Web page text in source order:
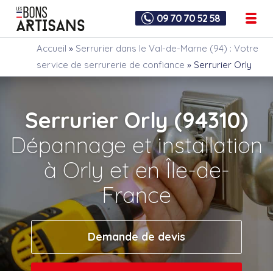
09 70 70 52 58
Accueil » Serrurier dans le Val-de-Marne (94) : Votre
service de serrurerie de confiance » Serrurier Orly
Serrurier Orly (94310)
Dépannage et installation
à Orly et en Île-de-
France
Demande de devis